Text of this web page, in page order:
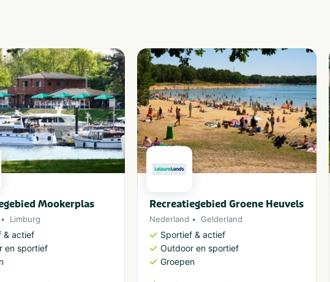
Mookerplas
Limburg
& actief
en sportief
Recreatiegebied Groene Heuvels
Nederland Gelderland
Sportief & actief
Outdoor en sportief
Groepen